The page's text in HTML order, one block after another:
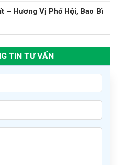
– Hương Vị Phố Hội, Bao Bì
TIN TƯ VẤN